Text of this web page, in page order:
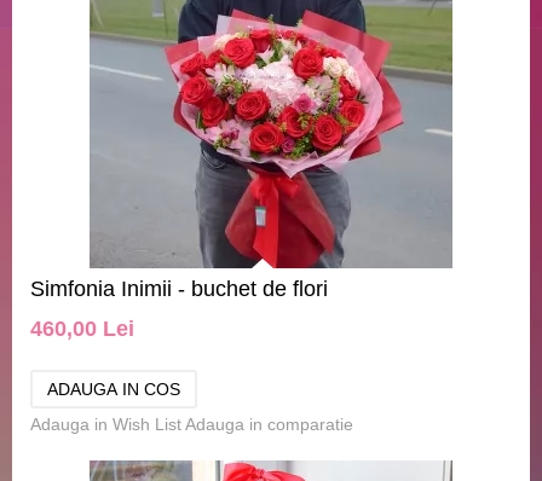
Simfonia Inimii - buchet de flori
460,00 Lei
Adauga in Wish ListAdauga in comparatie